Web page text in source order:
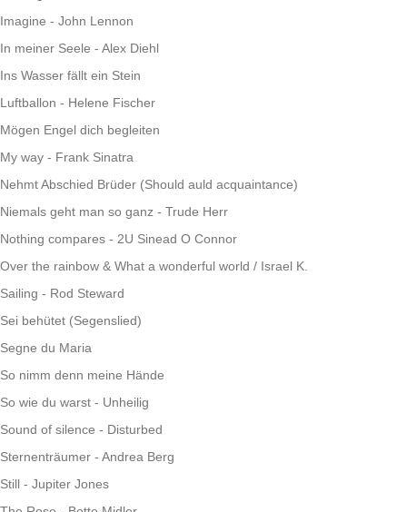
Imagine - John Lennon
In meiner Seele - Alex Diehl
Ins Wasser fällt ein Stein
Luftballon - Helene Fischer
Mögen Engel dich begleiten
My way - Frank Sinatra
Nehmt Abschied Brüder (Should auld acquaintance)
Niemals geht man so ganz - Trude Herr
Nothing compares - 2U Sinead O Connor
Over the rainbow & What a wonderful world / Israel K.
Sailing - Rod Steward
Sei behütet (Segenslied)
Segne du Maria
So nimm denn meine Hände
So wie du warst - Unheilig
Sound of silence - Disturbed
Sternenträumer - Andrea Berg
Still - Jupiter Jones